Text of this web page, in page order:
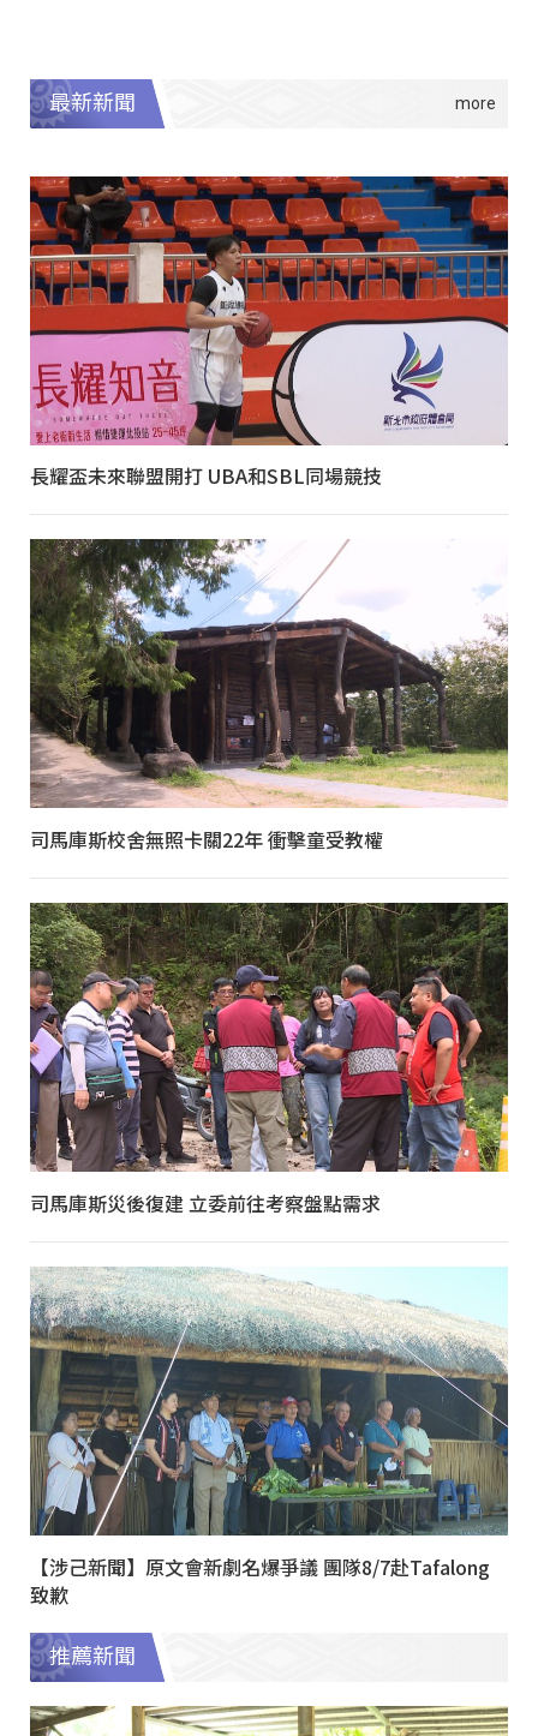
最新新聞
長耀盃未來聯盟開打 UBA和SBL同場競技
司馬庫斯校舍無照卡關22年 衝擊童受教權
司馬庫斯災後復建 立委前往考察盤點需求
【涉己新聞】原文會新劇名爆爭議 團隊8/7赴Tafalong
致歉
推薦新聞